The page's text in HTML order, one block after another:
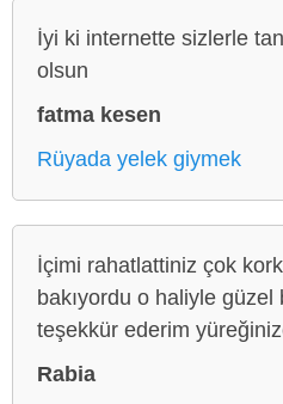
İyi ki internette sizlerle
olsun
fatma kesen
Rüyada yelek giymek
İçimi rahatlattiniz çok
bakıyordu o haliyle güzel
teşekkür ederim
Rabia